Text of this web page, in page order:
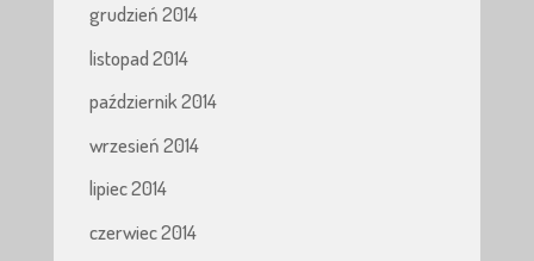
grudzień 2014
listopad 2014
październik 2014
wrzesień 2014
lipiec 2014
czerwiec 2014